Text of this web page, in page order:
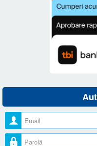
Nume utilizator
Parolă